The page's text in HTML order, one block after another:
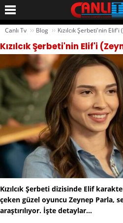
Canlı Tv ›› Blog ›› Kızılcık Şerbeti'nin
Kızılcık Şerbeti'nin Elif'i
Kızılcık Şerbeti dizisinde Elif
çeken güzel oyuncu Zeynep Parla,
araştırılıyor. İşte detaylar...